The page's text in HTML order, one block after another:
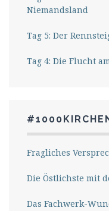
Niemandsland
Tag 5: Der
Tag 4: Die Flucht
Fragliches
Die Östlichste mit
Das Fachwerk-